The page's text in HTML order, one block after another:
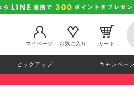
マイページ
お気に入り カート
ピックアップ キャンペーン